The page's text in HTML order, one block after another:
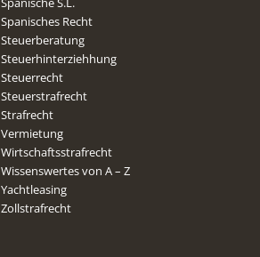
Spanisches Recht
Steuerberatung
Steuerhinterziehhung
Steuerrecht
Steuerstrafrecht
Strafrecht
Vermietung
Wirtschaftsstrafrecht
Wissenswertes von A – Z
Yachtleasing
Zollstrafrecht